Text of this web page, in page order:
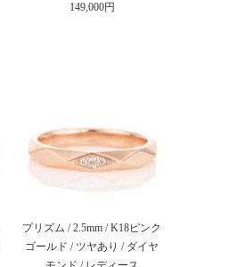
149,000円
プリズム / 2.5mm / K18ピンク
ゴールド / ツヤあり / ダイヤ